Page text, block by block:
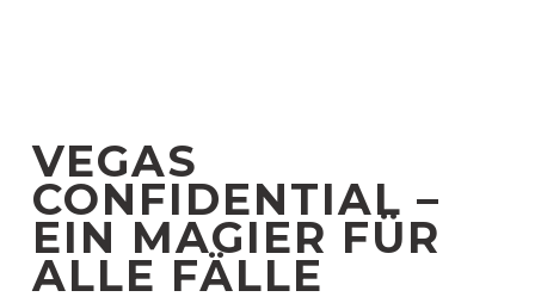
NEWS
VEGAS
CONFIDENTIAL –
EIN MAGIER FÜR
ALLE FÄLLE